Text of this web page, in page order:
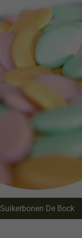
Suikerbonen De Bock